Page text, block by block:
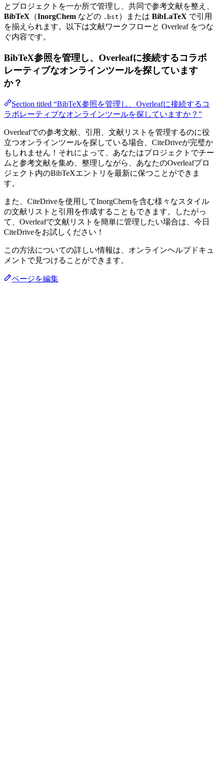
とプロジェクトを一か所で管理し、共同で参考文献を整え、
BibTeX （InorgChem などの .bst ）または BibLaTeX で引用
を揃えられます。以下は文献ワークフローと Overleaf をつな
ぐ内容です。
BibTeX参照を管理し、Overleafに接続するコラボ
レーティブなオンラインツールを探しています
か？
Section titled “BibTeX参照を管理し、Overleafに接続するコ
ラボレーティブなオンラインツールを探していますか？”
Overleafでの参考文献、引用、文献リストを管理するのに役
立つオンラインツールを探している場合、CiteDriveが完璧か
もしれません！それによって、あなたはプロジェクトでチー
ムと参考文献を集め、整理しながら、あなたのOverleafプロ
ジェクト内のBibTeXエントリを最新に保つことができま
す。
また、CiteDriveを使用してInorgChemを含む様々なスタイル
の文献リストと引用を作成することもできます。したがっ
て、Overleafで文献リストを簡単に管理したい場合は、今日
CiteDriveをお試しください！
この方法についての詳しい情報は、オンラインヘルプドキュ
メントで見つけることができます。
ページを編集